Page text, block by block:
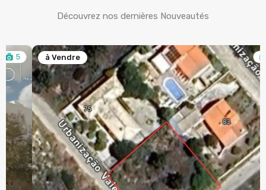
Découvrez nos dernières Nouveautés
à Vendre 5